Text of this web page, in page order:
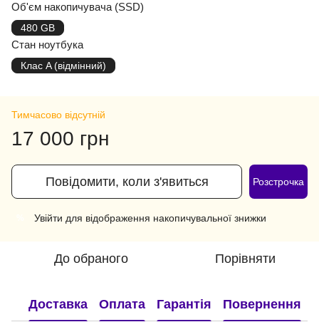
Об'єм накопичувача (SSD)
480 GB
Стан ноутбука
Клас A (відмінний)
Тимчасово відсутній
17 000 грн
Повідомити, коли з'явиться Розстрочка
Увійти для відображення накопичувальної знижки
До обраного Порівняти
Доставка Оплата Гарантія Повернення